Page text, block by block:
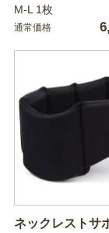
M-L 1枚
通常価格
ネックレストサ